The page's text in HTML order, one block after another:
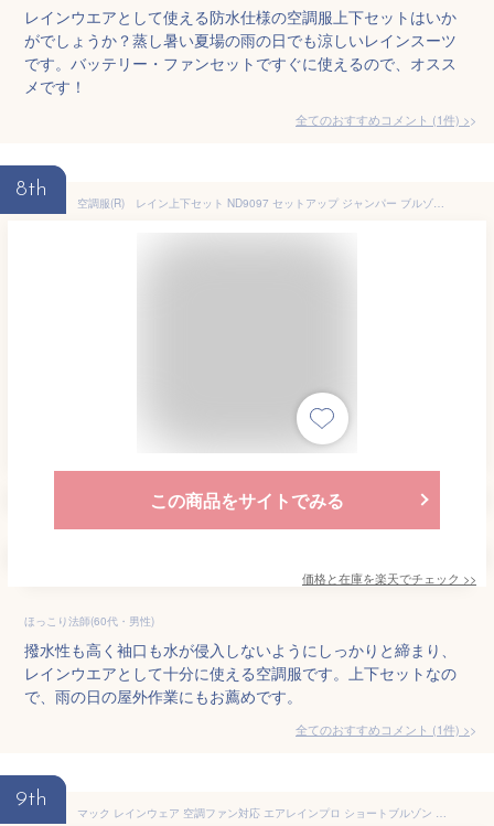
レインウエアとして使える防水仕様の空調服上下セットはいか
がでしょうか？蒸し暑い夏場の雨の日でも涼しいレインスーツ
です。バッテリー・ファンセットですぐに使えるので、オスス
メです！
全てのおすすめコメント (1件) >
8th
空調服(R) レイン上下セット ND9097 セットアップ ジャンパー ブルゾン 作業着 作業服 防水 防汚 レインウェア M/L/LL/EL/4L/5L
この商品をサイトでみる
価格と在庫を楽天でチェック >>
ほっこり法師(60代・男性)
撥水性も高く袖口も水が侵入しないようにしっかりと締まり、
レインウエアとして十分に使える空調服です。上下セットなの
で、雨の日の屋外作業にもお薦めです。
全てのおすすめコメント (1件) >
9th
マック レインウェア 空調ファン対応 エアレインプロ ショートブルゾン AS-934【Makku レインコート 空調レインウェア 空調ファン 対応 熱中症対策 暑さ対策 雨具 カッパ 合羽 作業服 作業着 釣り 登山 アウトドア 雨カッパ メンズ レディース】